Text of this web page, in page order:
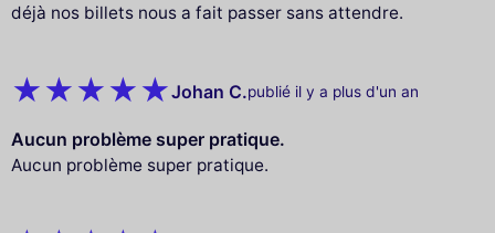
déjà nos billets nous a fait passer sans attendre.
Johan C.publié il y a plus d'un an
Aucun problème super pratique.
Aucun problème super pratique.